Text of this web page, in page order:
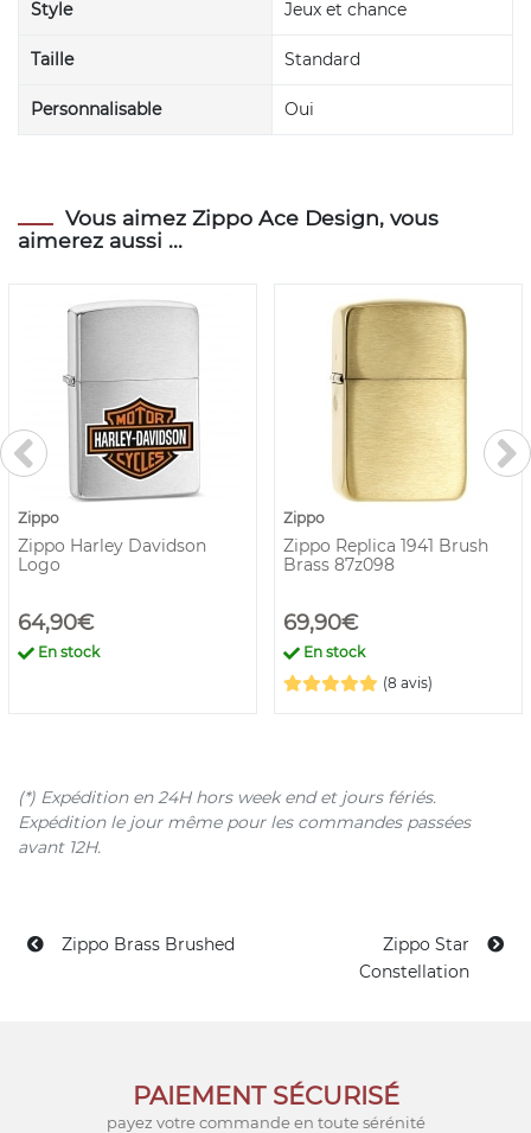
Style Jeux et chance
Taille Standard
Personnalisable Oui
Vous aimez Zippo Ace Design, vous
aimerez aussi ...
Zippo
Zippo Harley Davidson
Logo
64,90€
En stock
Zippo
Zippo Replica 1941 Brush
Brass 87z098
69,90€
En stock
(8 avis)
(*) Expédition en 24H hors week end et jours fériés.
Expédition le jour même pour les commandes passées
avant 12H.
Zippo Brass Brushed
Zippo Star
Constellation
PAIEMENT SÉCURISÉ
payez votre commande en toute sérénité